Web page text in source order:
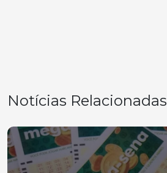
Notícias Relacionadas